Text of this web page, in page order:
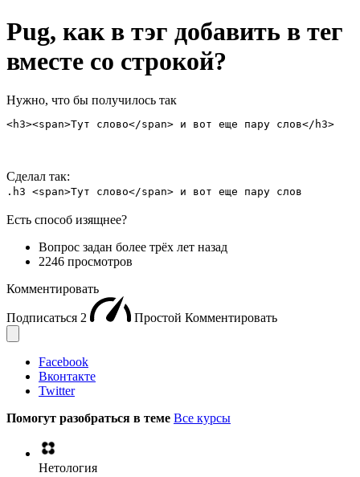
Pug, как в тэг добавить в тег
вместе со строкой?
Нужно, что бы получилось так
<h3><span>Тут слово</span> и вот еще пару слов</h3>
Сделал так:
.h3 <span>Тут слово</span> и вот еще пару слов
Есть способ изящнее?
Вопрос задан более трёх лет назад
2246 просмотров
Комментировать
Подписаться 2 Простой Комментировать
Facebook
Вконтакте
Twitter
Помогут разобраться в теме Все курсы
Нетология